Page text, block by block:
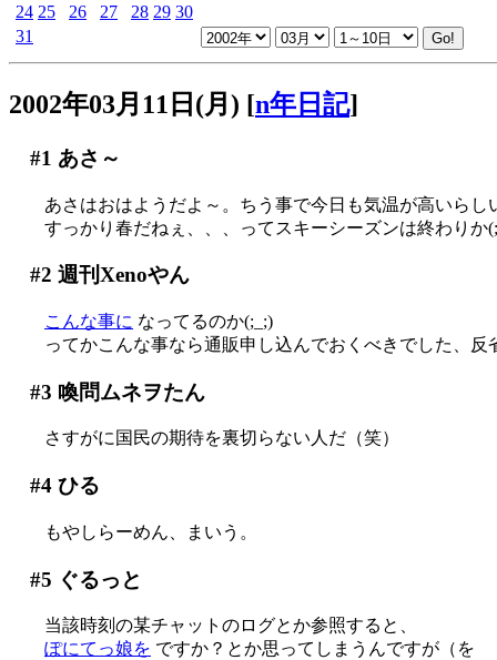
24 25 26 27 28 29 30
31
2002年03月11日(月) [n年日記]
#1 あさ～
あさはおはようだよ～。ちう事で今日も気温が高いらし
すっかり春だねぇ、、、ってスキーシーズンは終わりか
#2 週刊Xenoやん
こんな事に なってるのか(;_;)
ってかこんな事なら通販申し込んでおくべきでした、反
#3 喚問ムネヲたん
さすがに国民の期待を裏切らない人だ（笑）
#4ひる
もやしらーめん、まいう。
#5 ぐるっと
当該時刻の某チャットのログとか参照すると、
ぽにてっ娘を ですか？とか思ってしまうんですが（を